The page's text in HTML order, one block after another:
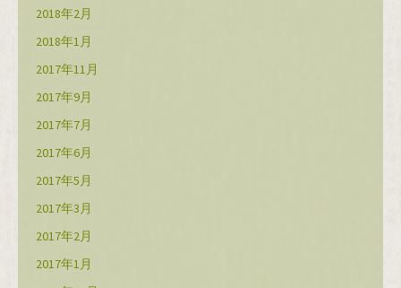
2018年2月
2018年1月
2017年11月
2017年9月
2017年7月
2017年6月
2017年5月
2017年3月
2017年2月
2017年1月